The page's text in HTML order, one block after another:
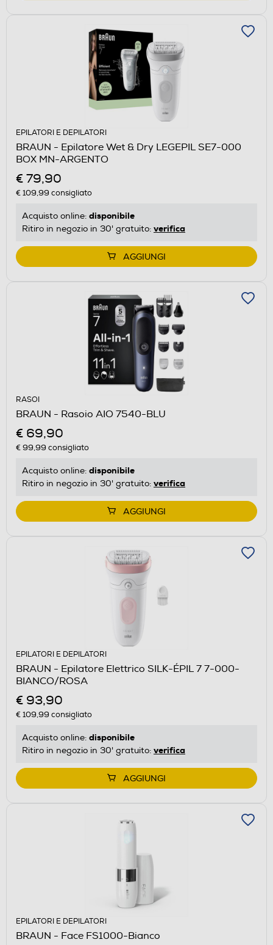
EPILATORI E DEPILATORI
BRAUN - Epilatore Wet & Dry LEGEPIL SE7-000
BOX MN-ARGENTO
€ 79,90
€ 109,99 consigliato
Acquisto online: disponibile
Ritiro in negozio in 30' gratuito: verifica
AGGIUNGI
RASOI
BRAUN - Rasoio AIO 7540-BLU
€ 69,90
€ 99,99 consigliato
Acquisto online: disponibile
Ritiro in negozio in 30' gratuito: verifica
AGGIUNGI
EPILATORI E DEPILATORI
BRAUN - Epilatore Elettrico SILK-ÉPIL 7 7-000-
BIANCO/ROSA
€ 93,90
€ 109,99 consigliato
Acquisto online: disponibile
Ritiro in negozio in 30' gratuito: verifica
AGGIUNGI
EPILATORI E DEPILATORI
BRAUN - Face FS1000-Bianco